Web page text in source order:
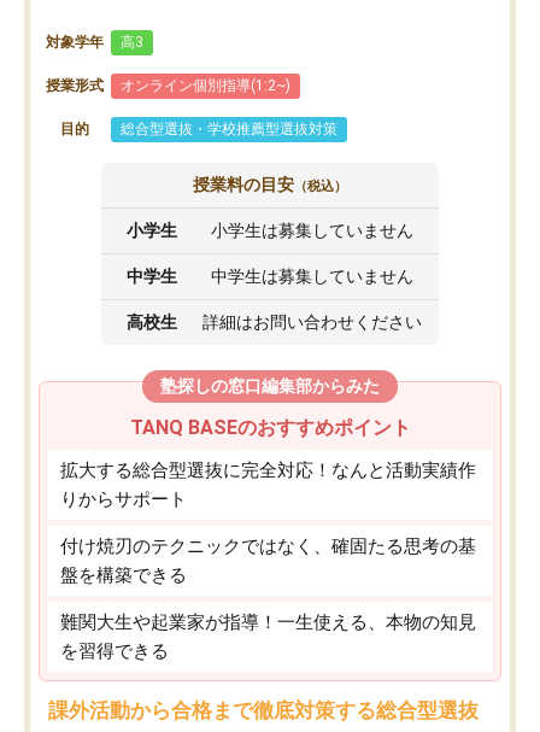
対象学年 高3
授業形式 オンライン個別指導(1:2~)
目的 総合型選抜・学校推薦型選抜対策
授業料の目安 （税込）
小学生 小学生は募集していません
中学生 中学生は募集していません
高校生 詳細はお問い合わせください
塾探しの窓口編集部からみた
TANQ BASEのおすすめポイント
拡大する総合型選抜に完全対応！なんと活動実績作
りからサポート
付け焼刃のテクニックではなく、確固たる思考の基
盤を構築できる
難関大生や起業家が指導！一生使える、本物の知見
を習得できる
課外活動から合格まで徹底対策する総合型選抜